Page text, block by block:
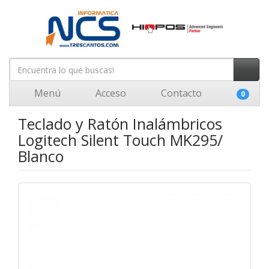
Menú Acceso Contacto 0
Teclado y Ratón Inalámbricos
Logitech Silent Touch MK295/
Blanco